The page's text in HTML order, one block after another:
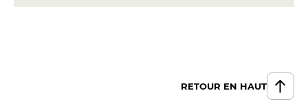
Beaujolais
RETOUR EN HAUT